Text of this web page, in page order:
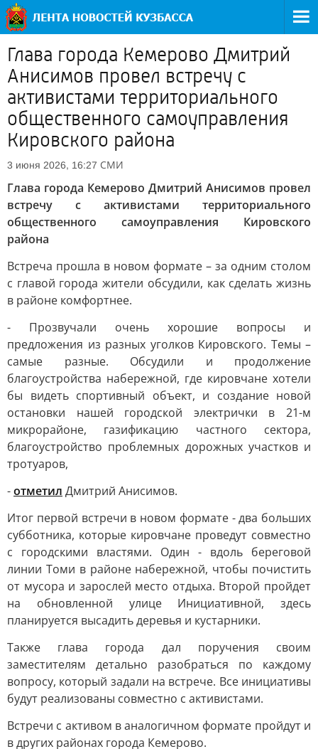
Глава города Кемерово Дмитрий
Анисимов провел встречу с
активистами территориального
общественного самоуправления
Кировского района
3 июня 2026, 16:27 СМИ
Глава города Кемерово Дмитрий Анисимов провел
встречу с активистами территориального
общественного самоуправления Кировского
района
Встреча прошла в новом формате – за одним столом
с главой города жители обсудили, как сделать жизнь
в районе комфортнее.
- Прозвучали очень хорошие вопросы и
предложения из разных уголков Кировского. Темы –
самые разные. Обсудили и продолжение
благоустройства набережной, где кировчане хотели
бы видеть спортивный объект, и создание новой
остановки нашей городской электрички в 21-м
микрорайоне, газификацию частного сектора,
благоустройство проблемных дорожных участков и
тротуаров,
-отметил Дмитрий Анисимов.
Итог первой встречи в новом формате - два больших
субботника, которые кировчане проведут совместно
с городскими властями. Один - вдоль береговой
линии Томи в районе набережной, чтобы почистить
от мусора и зарослей место отдыха. Второй пройдет
на обновленной улице Инициативной, здесь
планируется высадить деревья и кустарники.
Также глава города дал поручения своим
заместителям детально разобраться по каждому
вопросу, который задали на встрече. Все инициативы
будут реализованы совместно с активистами.
Встречи с активом в аналогичном формате пройдут и
в других районах города Кемерово.